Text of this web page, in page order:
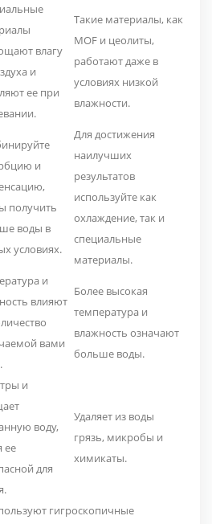
влагу
и
ее при
Такие материалы, как
MOF и цеолиты,
работают даже в
условиях низкой
влажности.
и
получить
воды в
условиях.
Для достижения
наилучших
результатов
используйте как
охлаждение, так и
специальные
материалы.
и
влияют
вами
Более высокая
температура и
влажность означают
больше воды.
и
воду,
ее
для
Удаляет из воды
грязь, микробы и
химикаты.
гигроскопичные